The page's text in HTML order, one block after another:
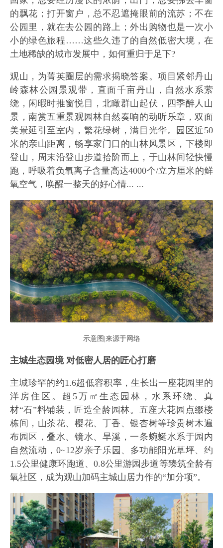
的飘花；打开窗户，总不忍遮掩眼前的流苏；不在
公园里，就在去公园的路上；外出购物也是一次小
小的绿色旅程……这些久违了的自然低密大境，在
土地稀缺的城市发展中，如何重归于足下?
观山，为菁英圈层的需求揭晓答案。项目紧邻丹山
岭森林公园景观带，直面千亩丹山，自然水系萦
绕，闲暇时推窗悦目，北瞰群山起伏，四季醉人山
景，南赏五重景观园林自然奏响的动听乐章，双面
美景延引至室内，繁花绿树，满目光华。园区近50
米的亲山距离，畅享家门口的山林风景区，下楼即
登山，周末沿登山步道拾阶而上，于山林间轻快慢
跑，呼吸着负氧离子含量高达4000个/立方厘米的鲜
氧空气，唤醒一整天的好心情... ...
示意图|来源于网络
主城生态园境 对低密人居的匠心打磨
主城珍罕的约1.6超低容积率，生长出一座花园里的
洋房住区。超5万㎡生态园林，水系环绕、真
材“石”料铺装，匠造全龄园林。五座大花园点缀楼
栋间，山茶花、樱花、丁香、银杏树等珍贵树木遍
布园区，叠水、镜水、旱溪，一条蜿蜒水系于园内
自然流动，0~12岁亲子乐园、多功能阳光草坪、约
1.5公里健康环跑道、0.8公里游园步道等臻筑全龄有
氧社区，成为观山加码主城山居力作的“加分项”。